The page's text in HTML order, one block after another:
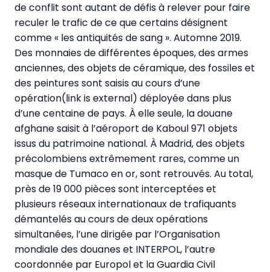
de conflit sont autant de défis à relever pour faire
reculer le trafic de ce que certains désignent
comme « les antiquités de sang ». Automne 2019.
Des monnaies de différentes époques, des armes
anciennes, des objets de céramique, des fossiles et
des peintures sont saisis au cours d’une
opération(link is external) déployée dans plus
d’une centaine de pays. À elle seule, la douane
afghane saisit à l’aéroport de Kaboul 971 objets
issus du patrimoine national. À Madrid, des objets
précolombiens extrêmement rares, comme un
masque de Tumaco en or, sont retrouvés. Au total,
près de 19 000 pièces sont interceptées et
plusieurs réseaux internationaux de trafiquants
démantelés au cours de deux opérations
simultanées, l’une dirigée par l’Organisation
mondiale des douanes et INTERPOL, l’autre
coordonnée par Europol et la Guardia Civil